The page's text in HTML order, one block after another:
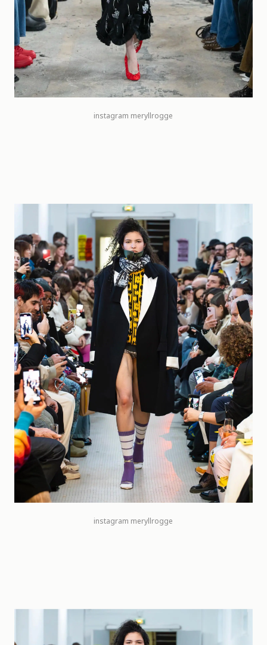
instagram meryllrogge
instagram meryllrogge